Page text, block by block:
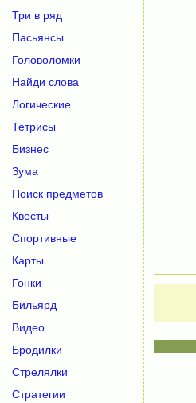
Три в ряд
Пасьянсы
Головоломки
Найди слова
Логические
Тетрисы
Бизнес
Зума
Поиск предметов
Квесты
Спортивные
Карты
Гонки
Бильярд
Видео
Бродилки
Стрелялки
Стратегии